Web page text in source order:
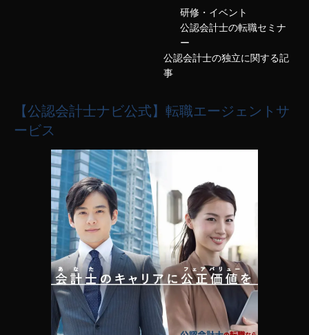
研修・イベント
公認会計士の転職セミナ
ー
公認会計士の独立に関する記
事
【公認会計士ナビ公式】転職エージェントサ
ービス